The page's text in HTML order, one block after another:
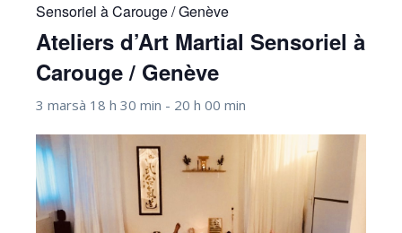
Sensoriel à Carouge / Genève
Ateliers d’Art Martial Sensoriel à
Carouge / Genève
3 marsà 18 h 30 min - 20 h 00 min